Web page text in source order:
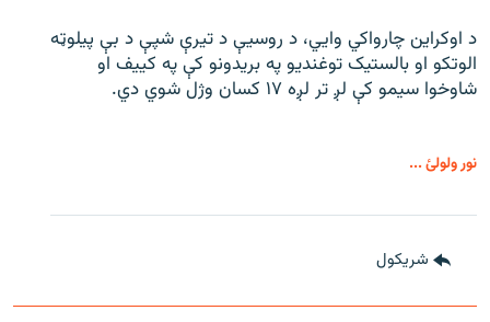
د اوکراین چارواکي وایي، د روسیې د تیرې شپې د بې‌ پیلوټه
الوتکو او بالستیک توغندیو په بریدونو کې په کییف او
شاوخوا سیمو کې لږ تر لږه ۱۷ کسان وژل شوي دي.
نور ولولئ ...
شريکول